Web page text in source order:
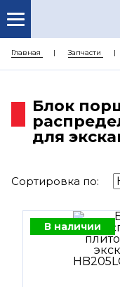
Главная Запчасти
Блок
для
Сортировка по:
В наличии